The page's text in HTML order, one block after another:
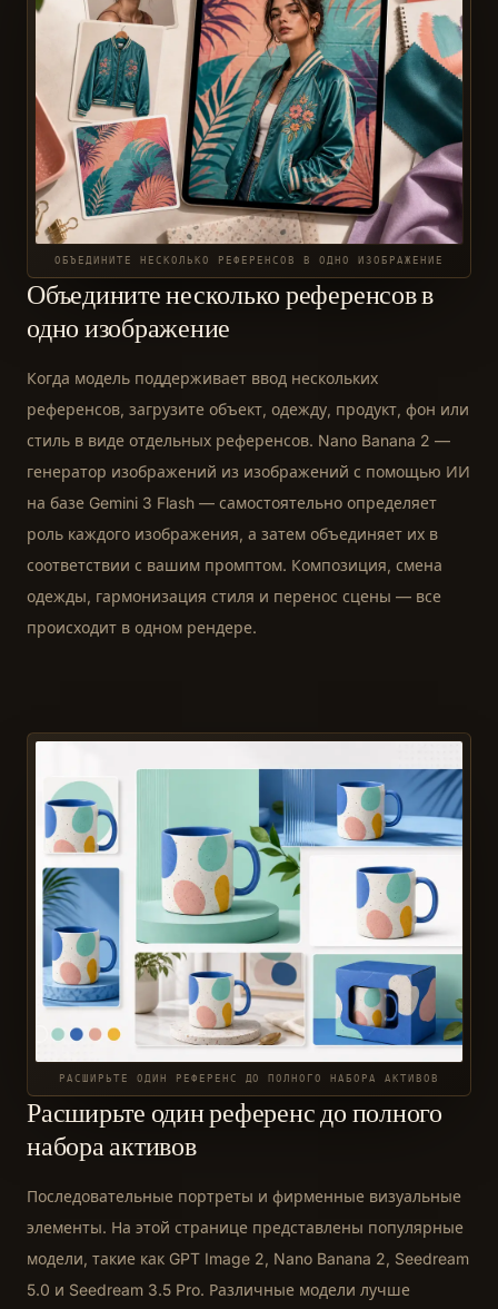
ОБЪЕДИНИТЕ НЕСКОЛЬКО РЕФЕРЕНСОВ В ОДНО ИЗОБРАЖЕНИЕ
Объедините несколько референсов в
одно изображение
Когда модель поддерживает ввод нескольких
референсов, загрузите объект, одежду, продукт, фон или
стиль в виде отдельных референсов. Nano Banana 2 —
генератор изображений из изображений с помощью ИИ
на базе Gemini 3 Flash — самостоятельно определяет
роль каждого изображения, а затем объединяет их в
соответствии с вашим промптом. Композиция, смена
одежды, гармонизация стиля и перенос сцены — все
происходит в одном рендере.
РАСШИРЬТЕ ОДИН РЕФЕРЕНС ДО ПОЛНОГО НАБОРА АКТИВОВ
Расширьте один референс до полного
набора активов
Последовательные портреты и фирменные визуальные
элементы. На этой странице представлены популярные
модели, такие как GPT Image 2, Nano Banana 2, Seedream
5.0 и Seedream 3.5 Pro. Различные модели лучше